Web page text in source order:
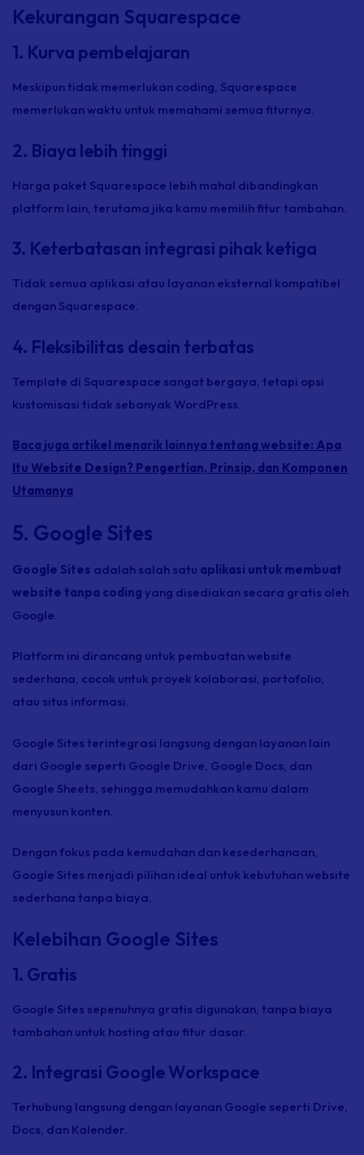
Kekurangan Squarespace
1. Kurva pembelajaran
Meskipun tidak memerlukan coding, Squarespace
memerlukan waktu untuk memahami semua fiturnya.
2. Biaya lebih tinggi
Harga paket Squarespace lebih mahal dibandingkan
platform lain, terutama jika kamu memilih fitur tambahan.
3. Keterbatasan integrasi pihak ketiga
Tidak semua aplikasi atau layanan eksternal kompatibel
dengan Squarespace.
4. Fleksibilitas desain terbatas
Template di Squarespace sangat bergaya, tetapi opsi
kustomisasi tidak sebanyak WordPress.
Baca juga artikel menarik lainnya tentang website: Apa
Itu Website Design? Pengertian, Prinsip, dan Komponen
Utamanya
5. Google Sites
Google Sites adalah salah satu aplikasi untuk membuat
website tanpa coding yang disediakan secara gratis oleh
Google.
Platform ini dirancang untuk pembuatan website
sederhana, cocok untuk proyek kolaborasi, portofolio,
atau situs informasi.
Google Sites terintegrasi langsung dengan layanan lain
dari Google seperti Google Drive, Google Docs, dan
Google Sheets, sehingga memudahkan kamu dalam
menyusun konten.
Dengan fokus pada kemudahan dan kesederhanaan,
Google Sites menjadi pilihan ideal untuk kebutuhan website
sederhana tanpa biaya.
Kelebihan Google Sites
1. Gratis
Google Sites sepenuhnya gratis digunakan, tanpa biaya
tambahan untuk hosting atau fitur dasar.
2. Integrasi Google Workspace
Terhubung langsung dengan layanan Google seperti Drive,
Docs, dan Kalender.